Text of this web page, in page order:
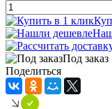
Под заказ
Поделиться